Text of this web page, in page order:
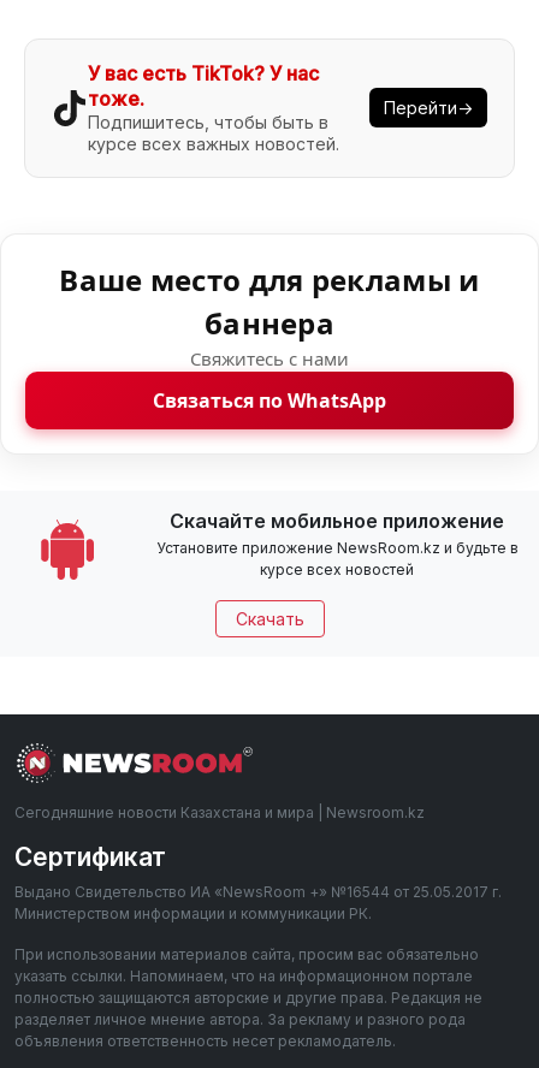
У вас есть TikTok? У нас
тоже.
Подпишитесь, чтобы быть в
курсе всех важных новостей.
Перейти→
Ваше место для рекламы и
баннера
Свяжитесь с нами
Связаться по WhatsApp
Скачайте мобильное приложение
Установите приложение NewsRoom.kz и будьте в
курсе всех новостей
Скачать
Сегодняшние новости Казахстана и мира | Newsroom.kz
Сертификат
Выдано Свидетельство ИА «NewsRoom +» №16544 от 25.05.2017 г.
Министерством информации и коммуникации РК.
При использовании материалов сайта, просим вас обязательно
указать ссылки. Напоминаем, что на информационном портале
полностью защищаются авторские и другие права. Редакция не
разделяет личное мнение автора. За рекламу и разного рода
объявления ответственность несет рекламодатель.